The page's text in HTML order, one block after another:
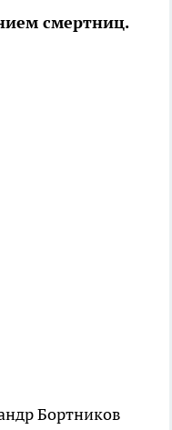
смертниц.
Бортников